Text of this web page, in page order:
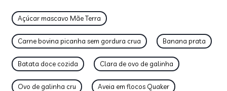
Açúcar mascavo Mãe Terra
Carne bovina picanha sem gordura crua Banana prata
Batata doce cozida Clara de ovo de galinha
Ovo de galinha cru Aveia em flocos Quaker